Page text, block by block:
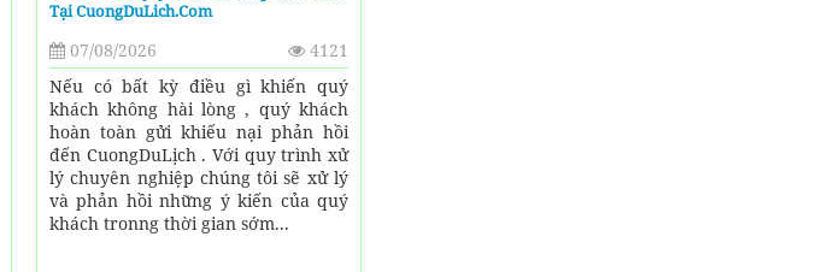
Tại CuongDuLich.Com
07/08/2026
4121
Nếu có bất kỳ điều gì khiến quý
khách không hài lòng , quý khách
hoàn toàn gửi khiếu nại phản hồi
đến CuongDuLịch . Với quy trình xử
lý chuyên nghiệp chúng tôi sẽ xử lý
và phản hồi những ý kiến của quý
khách tronng thời gian sớm...